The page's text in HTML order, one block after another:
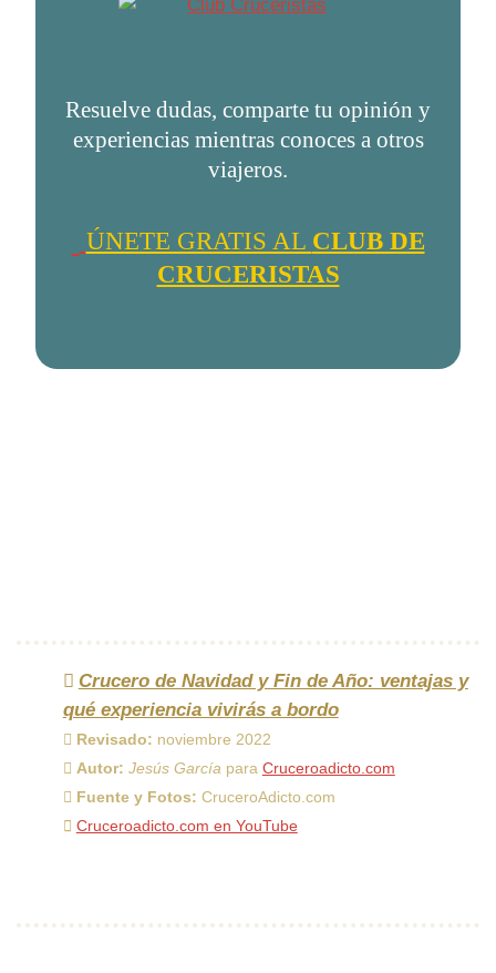
Resuelve dudas, comparte tu opinión y
experiencias mientras conoces a otros
viajeros.
ÚNETE GRATIS AL CLUB DE
CRUCERISTAS
Crucero de Navidad y Fin de Año: ventajas y
qué experiencia vivirás a bordo
Revisado: noviembre 2022
Autor: Jesús García para Cruceroadicto.com
Fuente y Fotos: CruceroAdicto.com
Cruceroadicto.com en YouTube